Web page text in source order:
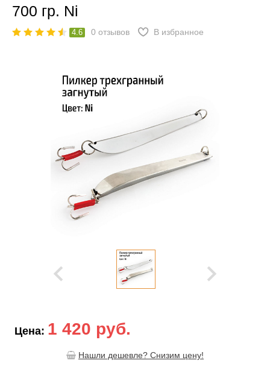
700 гр. Ni
4.6 0 отзывов В избранное
Цена: 1 420 руб.
Нашли дешевле? Снизим цену!